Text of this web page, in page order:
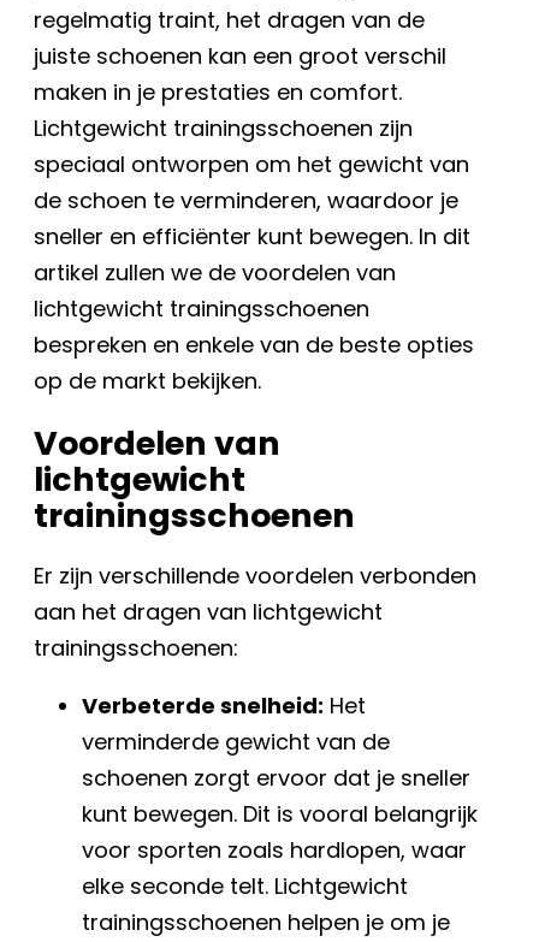
regelmatig traint, het dragen van de
juiste schoenen kan een groot verschil
maken in je prestaties en comfort.
Lichtgewicht trainingsschoenen zijn
speciaal ontworpen om het gewicht van
de schoen te verminderen, waardoor je
sneller en efficiënter kunt bewegen. In dit
artikel zullen we de voordelen van
lichtgewicht trainingsschoenen
bespreken en enkele van de beste opties
op de markt bekijken.
Voordelen van
lichtgewicht
trainingsschoenen
Er zijn verschillende voordelen verbonden
aan het dragen van lichtgewicht
trainingsschoenen:
Verbeterde snelheid: Het
verminderde gewicht van de
schoenen zorgt ervoor dat je sneller
kunt bewegen. Dit is vooral belangrijk
voor sporten zoals hardlopen, waar
elke seconde telt. Lichtgewicht
trainingsschoenen helpen je om je